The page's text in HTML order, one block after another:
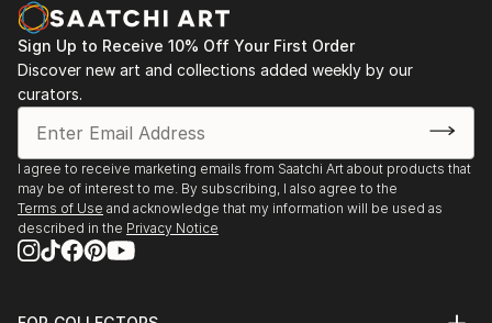
Sign Up to Receive 10% Off Your First Order
Discover new art and collections added weekly by our
curators.
I agree to receive marketing emails from Saatchi Art about products that
may be of interest to me. By subscribing, I also agree to the
Terms of Use and acknowledge that my information will be used as
described in the Privacy Notice